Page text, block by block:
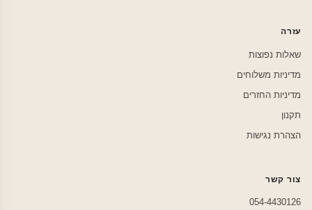
עזרה
שאלות נפוצות
מדיניות משלוחים
מדיניות החזרים
תקנון
הצהרת נגישות
צור קשר
054-4430126